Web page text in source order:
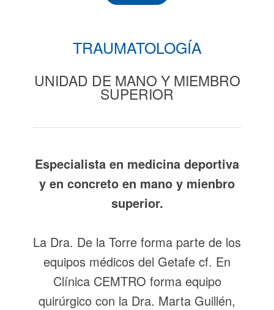
TRAUMATOLOGÍA
UNIDAD DE MANO Y MIEMBRO
SUPERIOR
Especialista en medicina deportiva
y en concreto en mano y mienbro
superior.
La Dra. De la Torre forma parte de los
equipos médicos del Getafe cf. En
Clínica CEMTRO forma equipo
quirúrgico con la Dra. Marta Guillén,